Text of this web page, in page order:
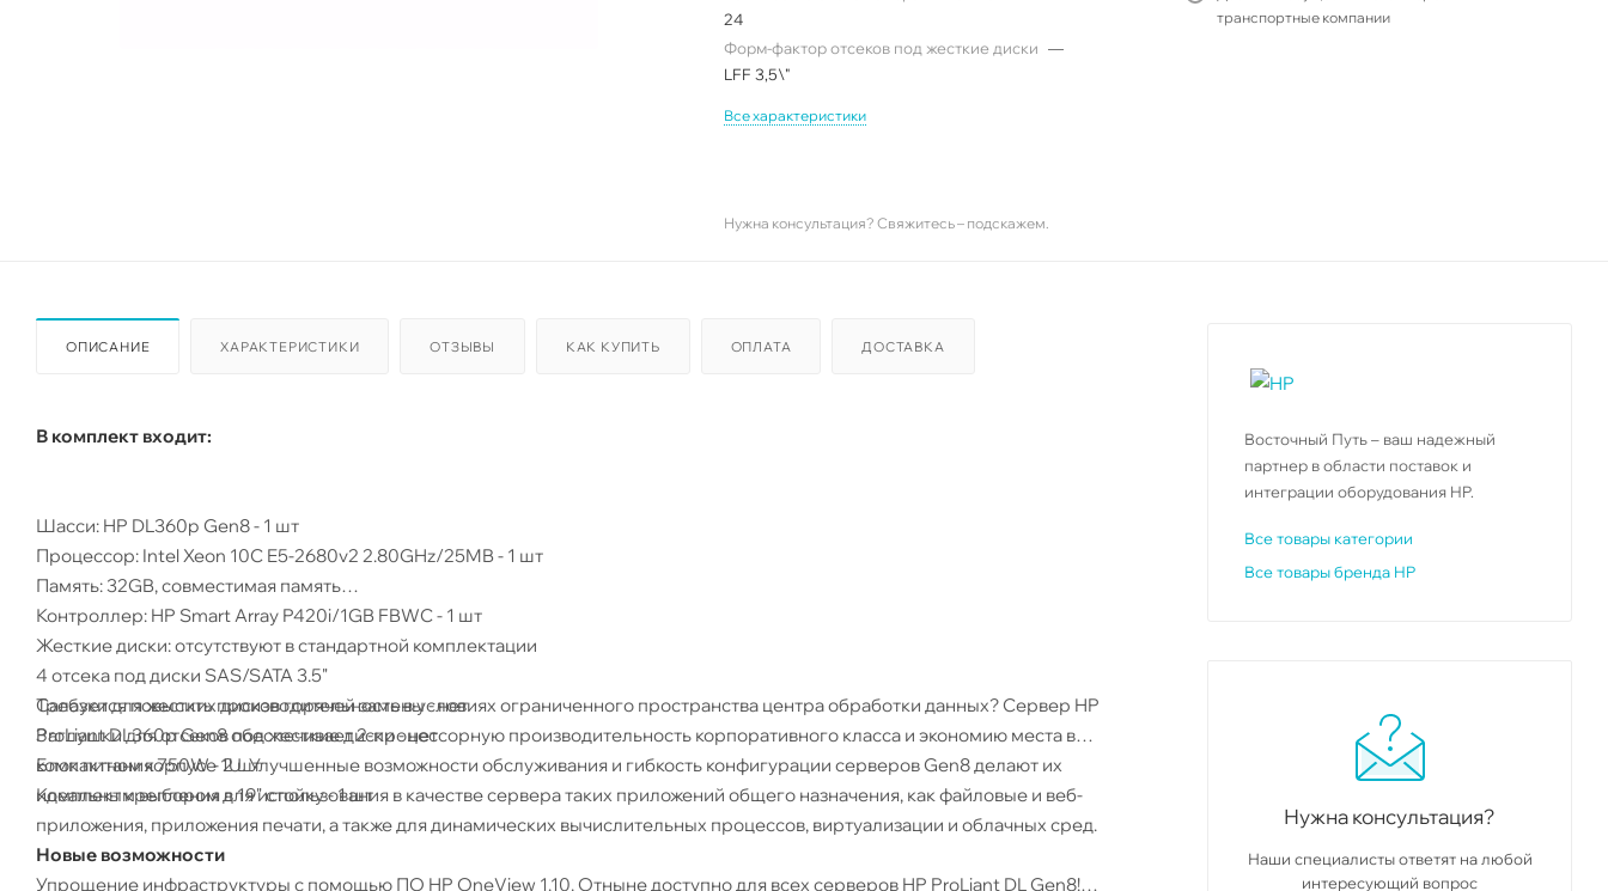
24
Форм-фактор отсеков под жесткие диски —
LFF 3,5\"
Все характеристики
транспортные компании
Нужна консультация? Свяжитесь – подскажем.
ОПИСАНИЕ ХАРАКТЕРИСТИКИ ОТЗЫВЫ КАК КУПИТЬ ОПЛАТА ДОСТАВКА
В комплект входит:
Шасси: HP DL360p Gen8 - 1 шт
Процессор: Intel Xeon 10C E5-2680v2 2.80GHz/25MB - 1 шт
Память: 32GB, совместимая память
Контроллер: HP Smart Array P420i/1GB FBWC - 1 шт
Жесткие диски: отсутствуют в стандартной комплектации
4 отсека под диски SAS/SATA 3.5"
Салазки для жестких дисков горячей замены - нет
Заглушки для отсеков под жесткие диски - нет
Блок питания 750W - 2 шт
Комплект крепления в 19" стойку - 1 шт
Требуется повысить производительность в условиях ограниченного пространства центра обработки данных? Сервер HP
ProLiant DL360p Gen8 обеспечивает 2-процессорную производительность корпоративного класса и экономию места в
компактном корпусе 1U. Улучшенные возможности обслуживания и гибкость конфигурации серверов Gen8 делают их
идеальным выбором для использования в качестве сервера таких приложений общего назначения, как файловые и веб-
приложения, приложения печати, а также для динамических вычислительных процессов, виртуализации и облачных сред.
Новые возможности
Упрощение инфраструктуры с помощью ПО HP OneView 1.10. Отныне доступно для всех серверов HP ProLiant DL Gen8!
Восточный Путь – ваш надежный
партнер в области поставок и
интеграции оборудования HP.
Все товары категории
Все товары бренда HP
Нужна консультация?
Наши специалисты ответят на любой
интересующий вопрос